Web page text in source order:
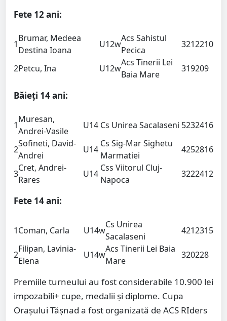
Fete 12 ani:
1
Brumar, Medeea
Destina Ioana
U12w
Acs Sahistul
Pecica
3212210
2Petcu, Ina U12w
Acs Tinerii Lei
Baia Mare
319209
Băieți 14 ani:
1
Muresan,
Andrei-Vasile
U14 Cs Unirea Sacalaseni 5232416
2
Sofineti, David-
Andrei
U14
Cs Sig-Mar Sighetu
Marmatiei
4252816
3
Cret, Andrei-
Rares
U14
Css Viitorul Cluj-
Napoca
3222412
Fete 14 ani:
1Coman, Carla U14w
Cs Unirea
Sacalaseni
4212315
2
Filipan, Lavinia-
Elena
U14w
Acs Tinerii Lei Baia
Mare
320228
Premiile turneului au fost considerabile 10.900 lei
impozabili+ cupe, medalii și diplome. Cupa
Orașului Tășnad a fost organizată de ACS RIders